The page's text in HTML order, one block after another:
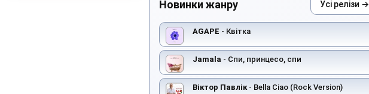
Новинки жанру Усі релізи →
AGAPE - Квітка
Jamala - Спи, принцесо, спи
Віктор Павлік - Bella Ciao (Rock Version)